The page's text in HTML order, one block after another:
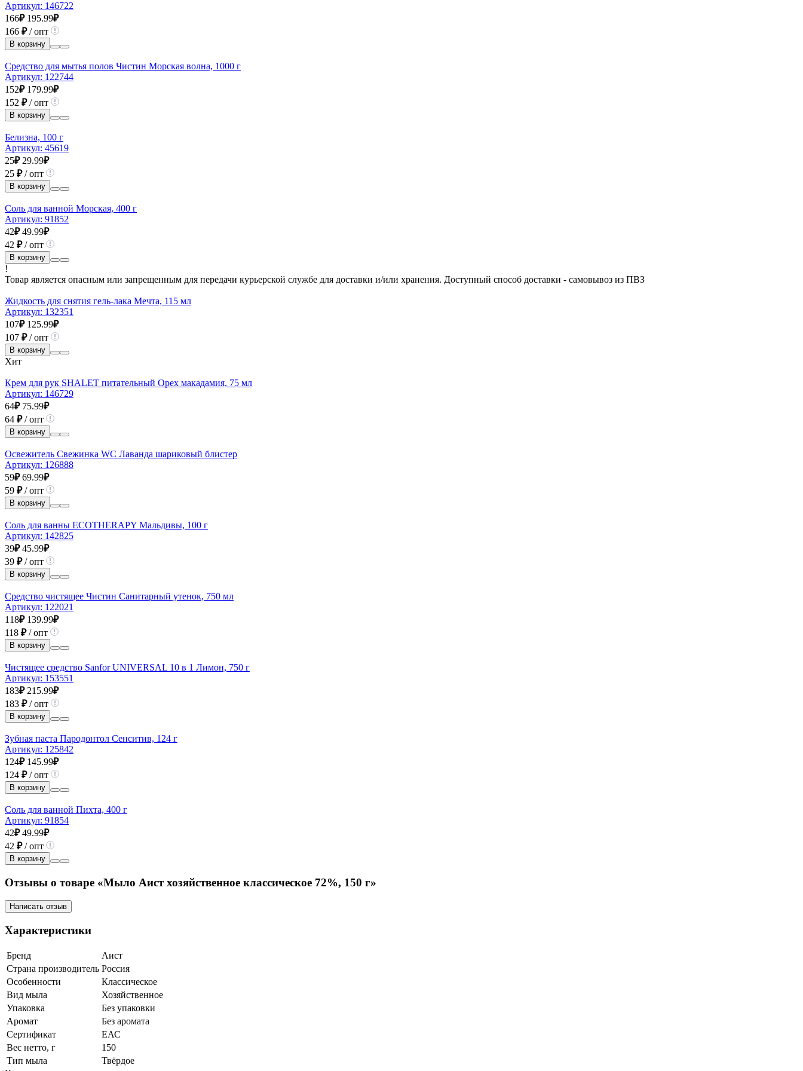
Артикул: 146722
166₽ 195.99₽
166 ₽/ опт
В корзину
Средство для мытья полов Чистин Морская волна, 1000 г
Артикул: 122744
152₽ 179.99₽
152 ₽/ опт
В корзину
Белизна, 100 г
Артикул: 45619
25₽ 29.99₽
25 ₽/ опт
В корзину
Соль для ванной Морская, 400 г
Артикул: 91852
42₽ 49.99₽
42 ₽/ опт
В корзину
!
Товар является опасным или запрещенным для передачи курьерской службе для доставки и/или хранения. Доступный способ доставки - самовывоз из ПВЗ
Жидкость для снятия гель-лака Мечта, 115 мл
Артикул: 132351
107₽ 125.99₽
107 ₽/ опт
В корзину
Хит
Крем для рук SHALET питательный Орех макадамия, 75 мл
Артикул: 146729
64₽ 75.99₽
64 ₽/ опт
В корзину
Освежитель Свежинка WC Лаванда шариковый блистер
Артикул: 126888
59₽ 69.99₽
59 ₽/ опт
В корзину
Соль для ванны ECOTHERAPY Мальдивы, 100 г
Артикул: 142825
39₽ 45.99₽
39 ₽/ опт
В корзину
Средство чистящее Чистин Санитарный утенок, 750 мл
Артикул: 122021
118₽ 139.99₽
118 ₽/ опт
В корзину
Чистящее средство Sanfor UNIVERSAL 10 в 1 Лимон, 750 г
Артикул: 153551
183₽ 215.99₽
183 ₽/ опт
В корзину
Зубная паста Пародонтол Сенситив, 124 г
Артикул: 125842
124₽ 145.99₽
124 ₽/ опт
В корзину
Соль для ванной Пихта, 400 г
Артикул: 91854
42₽ 49.99₽
42 ₽/ опт
В корзину
Отзывы о товаре «Мыло Аист хозяйственное классическое 72%, 150 г»
Написать отзыв
Характеристики
Бренд
Аист
Страна производитель Россия
Особенности
Классическое
Вид мыла
Хозяйственное
Упаковка
Без упаковки
Аромат
Без аромата
Сертификат
ЕАС
Вес нетто, г
150
Тип мыла
Твёрдое